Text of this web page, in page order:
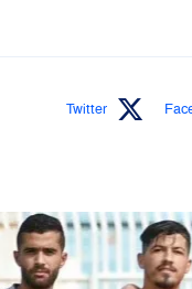
Twitter